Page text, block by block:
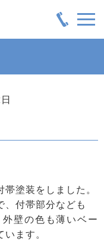
塗装をしました。
、付帯部分なども
壁の色も薄いベー
ます。